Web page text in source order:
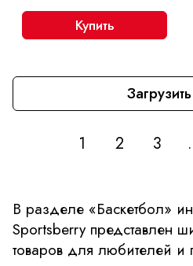
Купить
1 2 3
В разделе «Баскетбол»
Sportsberry представлен
товаров для любителей и